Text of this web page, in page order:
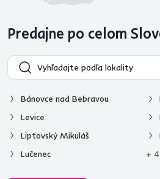
Predajne po celom
Bánovce nad Bebravou
Levice
Liptovský Mikuláš
Lučenec
+